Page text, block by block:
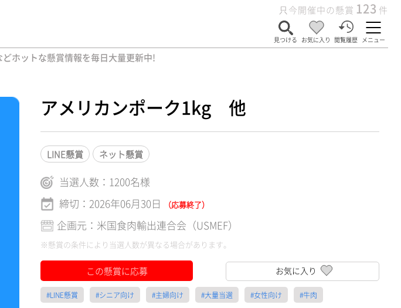
只今開催中の懸賞 123 件
見つける お気に入り 閲覧履歴 メニュー
ホットな懸賞情報を毎日大量更新中!
アメリカンポーク1kg 他
LINE懸賞 ネット懸賞
当選人数： 1200名様
締切：2026年06月30日
（応募終了）
企画元：米国食肉輸出連合会（USMEF）
※懸賞の条件により当選人数が異なる場合があります。
この懸賞に応募 お気に入り
#LINE懸賞 #シニア向け #主婦向け #大量当選 #女性向け #牛肉